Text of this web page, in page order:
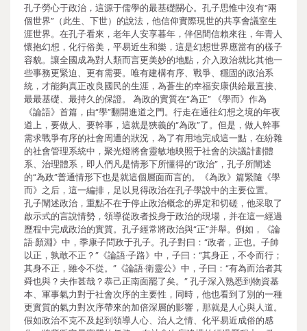
孔子勞心于政治，這源于儒學的最基礎關心。孔子思惟中沒有“兩
個世界”（此生、下世）的說法，他信仰實際現世的共享會議室生
涯世界。在孔子看來，老年人安享暮年，伴侶間信賴來往，年青人
懷抱幻想，化行俗美，平易近生和樂，這是幻想世界應當有的樣子
容貌。讓全國成為對人類而言更美妙的地點，介入政治就比其他一
些事務更緊迫、更有需要。唯有建構有序、戰爭、穩固的政治系
統，才能夠真正改良國民的生涯，為蒼生的幸福安康供給最直接、
最最基礎、最持久的保證。 為政的實質在“為正” 《學而》作為
《論語》首篇，由“學”翻開進道之門。行走在通往幻想之境的年夜
道上，要做人、要幹事，這就是狹義的“為政”了。但是，做人幹事
需求戰爭有序的社會周遭的狀況，為了有用地完成這一點，在紛雜
的社會管理系統中，聚光燈將會靈敏地映照于社會的決議計劃體
系、治理體系，即人們凡是情形下所懂得的“政治”，孔子所闡述
的“為政”普通情形下也是就這個層面而言的。《為政》篇緊隨《學
而》之后，這一編排，足以見得政治在孔子學說中的主要位置。
孔子闡述政治，重點不在于停止政治概念的界定和切磋，他采取了
啟示式的言說情勢，領導從政者投身于政治的現場，并在這一經過
歷程中完成政治的實質。孔子經常將政治與“正”并舉。例如，《論
語·顏淵》中，季康子問政于孔子。孔子對曰：“政者，正也。子帥
以正，孰敢不正？”《論語·子路》中，子曰：“其身正，不令而行；
其身不正，雖令不從。”《論語·衛靈公》中，子曰：“有為而治者其
舜也與？夫作甚哉？恭己正南面罷了矣。” 孔子深入熟悉到物資基
本、軍事氣力對于社會次序的主要性，同時，他也看到了別的一種
更實質的氣力對次序帶來的加倍深層的影響，那就是人心與人道。
假如政治不克不及起到領導人心、治人之情、化平易近成俗的感